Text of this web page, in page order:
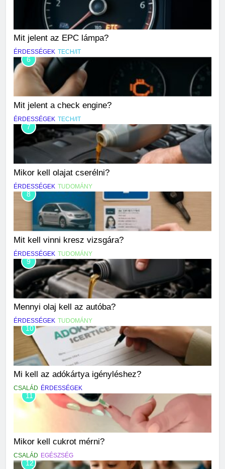
Mit jelent az EPC lámpa?
ÉRDESSÉGEK TECH/IT
6
Mit jelent a check engine?
ÉRDESSÉGEK TECH/IT
7
Mikor kell olajat cserélni?
ÉRDESSÉGEK TUDOMÁNY
8
Mit kell vinni kresz vizsgára?
ÉRDESSÉGEK TUDOMÁNY
9
Mennyi olaj kell az autóba?
ÉRDESSÉGEK TUDOMÁNY
10
Mi kell az adókártya igényléshez?
CSALÁD ÉRDESSÉGEK
11
Mikor kell cukrot mérni?
CSALÁD EGÉSZSÉG
12